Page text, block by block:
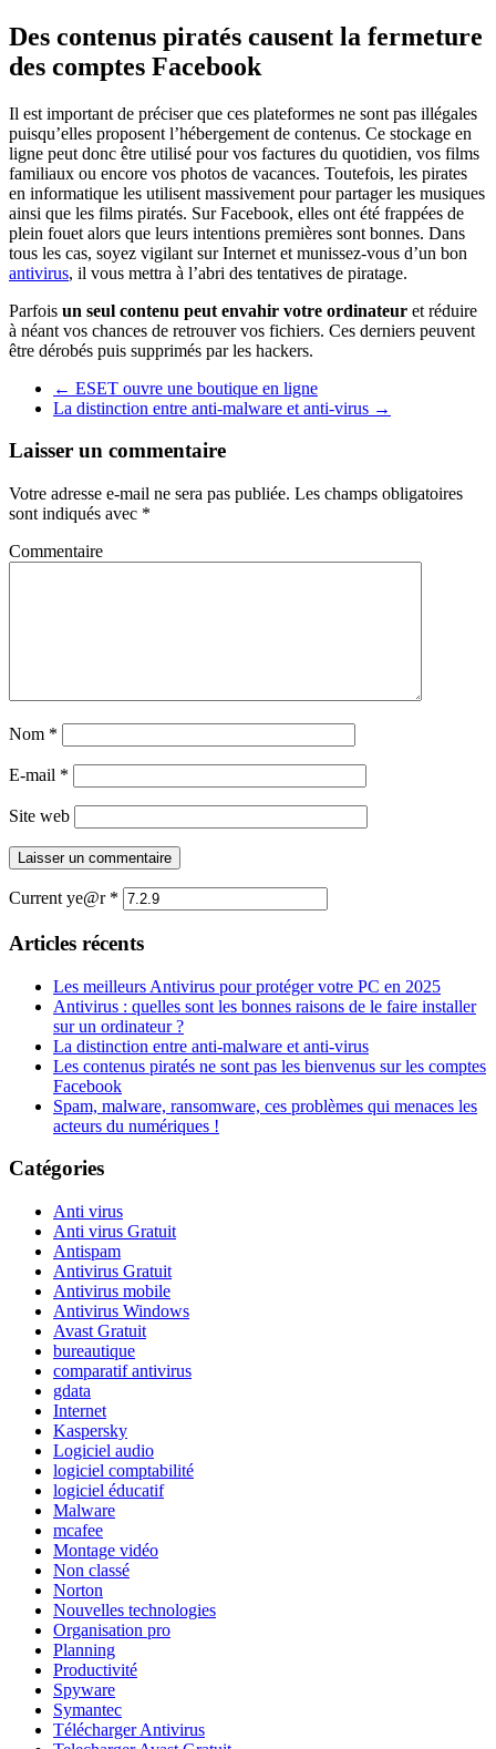
Des contenus piratés causent la fermeture
des comptes Facebook
Il est important de préciser que ces plateformes ne sont pas illégales
puisqu’elles proposent l’hébergement de contenus. Ce stockage en
ligne peut donc être utilisé pour vos factures du quotidien, vos films
familiaux ou encore vos photos de vacances. Toutefois, les pirates
en informatique les utilisent massivement pour partager les musiques
ainsi que les films piratés. Sur Facebook, elles ont été frappées de
plein fouet alors que leurs intentions premières sont bonnes. Dans
tous les cas, soyez vigilant sur Internet et munissez-vous d’un bon
antivirus, il vous mettra à l’abri des tentatives de piratage.
Parfois un seul contenu peut envahir votre ordinateur et réduire
à néant vos chances de retrouver vos fichiers. Ces derniers peuvent
être dérobés puis supprimés par les hackers.
← ESET ouvre une boutique en ligne
La distinction entre anti-malware et anti-virus →
Laisser un commentaire
Votre adresse e-mail ne sera pas publiée. Les champs obligatoires
sont indiqués avec *
Commentaire
Nom *
E-mail *
Site web
Current ye@r *
Articles récents
Les meilleurs Antivirus pour protéger votre PC en 2025
Antivirus : quelles sont les bonnes raisons de le faire installer
sur un ordinateur ?
La distinction entre anti-malware et anti-virus
Les contenus piratés ne sont pas les bienvenus sur les comptes
Facebook
Spam, malware, ransomware, ces problèmes qui menaces les
acteurs du numériques !
Catégories
Anti virus
Anti virus Gratuit
Antispam
Antivirus Gratuit
Antivirus mobile
Antivirus Windows
Avast Gratuit
bureautique
comparatif antivirus
gdata
Internet
Kaspersky
Logiciel audio
logiciel comptabilité
logiciel éducatif
Malware
mcafee
Montage vidéo
Non classé
Norton
Nouvelles technologies
Organisation pro
Planning
Productivité
Spyware
Symantec
Télécharger Antivirus